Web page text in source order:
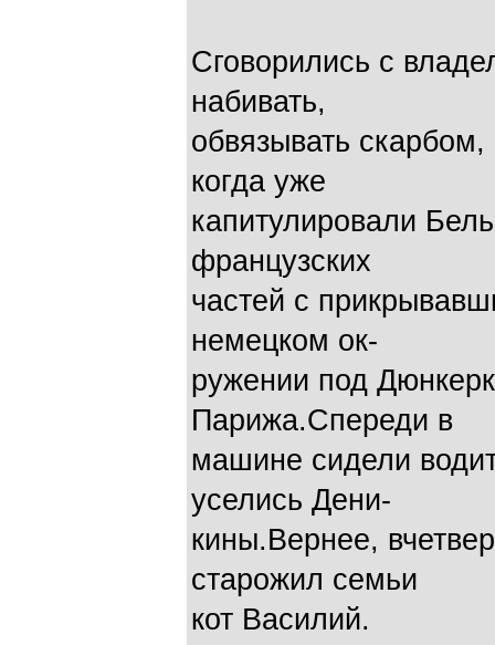
Сговорились с
набивать,
обвязывать
когда уже
капитулировали
французских
частей с
немецком ок-
ружении под
Парижа.Спереди в
машине сидели
уселись Дени-
кины.Вернее,
старожил семьи
кот Василий.